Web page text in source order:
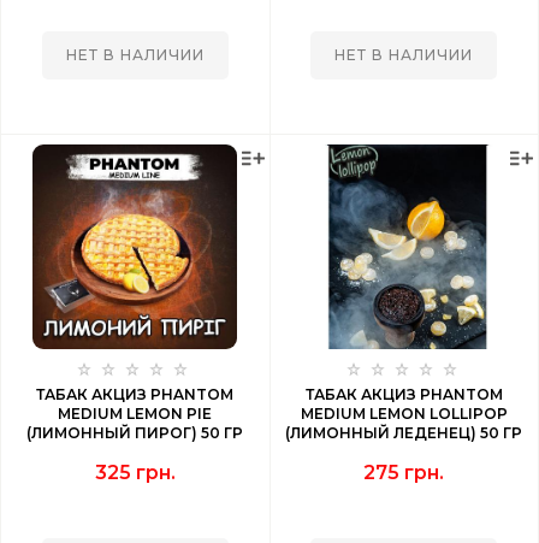
НЕТ В НАЛИЧИИ НЕТ В НАЛИЧИИ
ТАБАК АКЦИЗ PHANTOM
MEDIUM LEMON PIE
(ЛИМОННЫЙ ПИРОГ) 50 ГР
325 грн.
ТАБАК АКЦИЗ PHANTOM
MEDIUM LEMON LOLLIPOP
(ЛИМОННЫЙ ЛЕДЕНЕЦ) 50 ГР
275 грн.